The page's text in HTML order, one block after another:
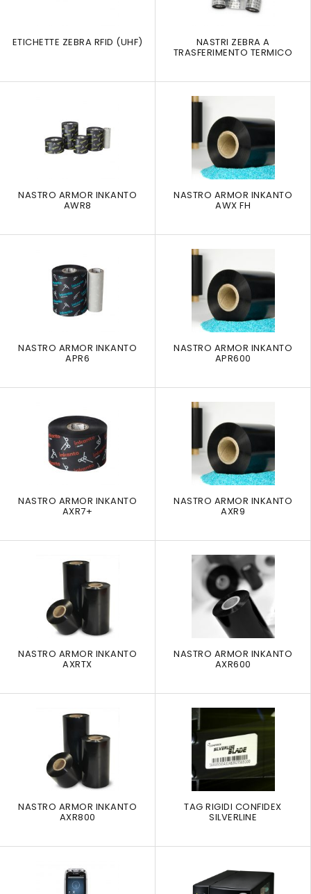
ETICHETTE ZEBRA RFID (UHF) NASTRI ZEBRA A
TRASFERIMENTO TERMICO
NASTRO ARMOR INKANTO
AWR8
NASTRO ARMOR INKANTO
AWX FH
NASTRO ARMOR INKANTO
APR6
NASTRO ARMOR INKANTO
APR600
NASTRO ARMOR INKANTO
AXR7+
NASTRO ARMOR INKANTO
AXR9
NASTRO ARMOR INKANTO
AXRTX
NASTRO ARMOR INKANTO
AXR600
NASTRO ARMOR INKANTO
AXR800
TAG RIGIDI CONFIDEX
SILVERLINE